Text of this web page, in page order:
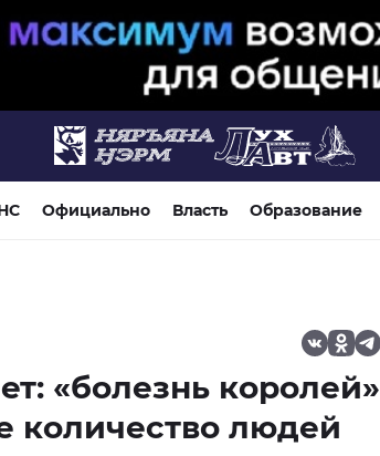
Официально Власть Образование
«болезнь королей»
количество людей